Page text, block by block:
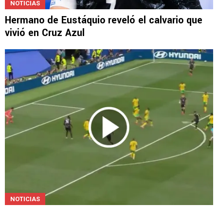
NOTICIAS
Hermano de Eustáquio reveló el calvario que
vivió en Cruz Azul
NOTICIAS